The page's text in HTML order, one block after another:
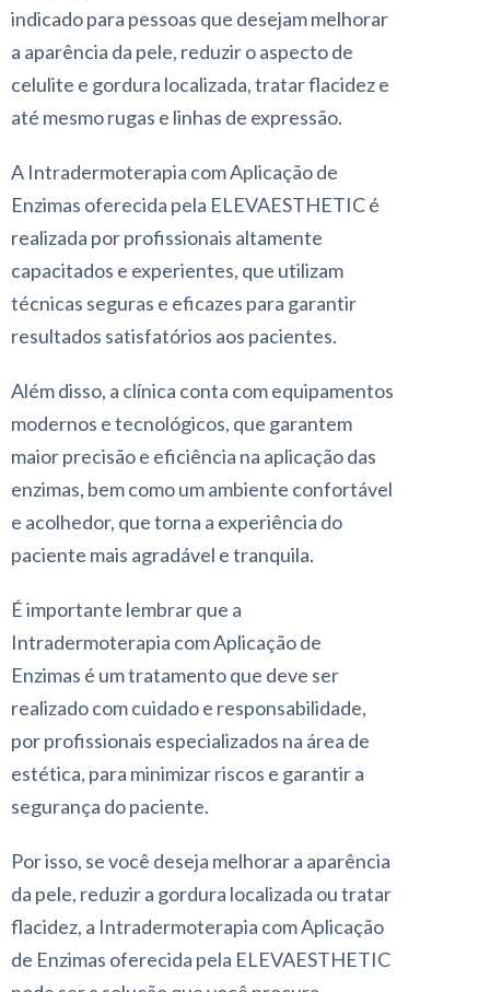
indicado para pessoas que desejam melhorar
a aparência da pele, reduzir o aspecto de
celulite e gordura localizada, tratar flacidez e
até mesmo rugas e linhas de expressão.
A Intradermoterapia com Aplicação de
Enzimas oferecida pela ELEVAESTHETIC é
realizada por profissionais altamente
capacitados e experientes, que utilizam
técnicas seguras e eficazes para garantir
resultados satisfatórios aos pacientes.
Além disso, a clínica conta com equipamentos
modernos e tecnológicos, que garantem
maior precisão e eficiência na aplicação das
enzimas, bem como um ambiente confortável
e acolhedor, que torna a experiência do
paciente mais agradável e tranquila.
É importante lembrar que a
Intradermoterapia com Aplicação de
Enzimas é um tratamento que deve ser
realizado com cuidado e responsabilidade,
por profissionais especializados na área de
estética, para minimizar riscos e garantir a
segurança do paciente.
Por isso, se você deseja melhorar a aparência
da pele, reduzir a gordura localizada ou tratar
flacidez, a Intradermoterapia com Aplicação
de Enzimas oferecida pela ELEVAESTHETIC